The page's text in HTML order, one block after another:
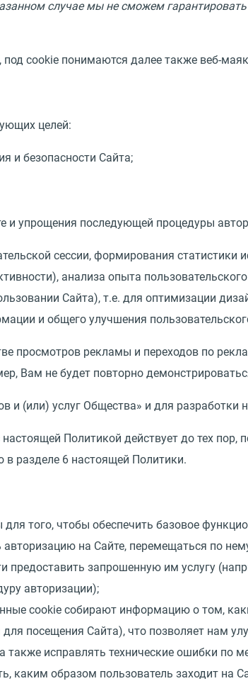
случае мы не сможем
cookie понимаются далее также веб-
целей:
и безопасности Сайта;
и упрощения последующей процедуры
сессии, формирования статистики
анализа опыта
Сайта), т.е. для оптимизации
и общего улучшения
просмотров рекламы и переходов по
Вам не будет повторно
и (или) услуг Общества» и для разработки
настоящей Политикой действует до тех
в разделе 6 настоящей Политики.
того, чтобы обеспечить базовое
авторизацию на Сайте, перемещаться по
предоставить запрошенную им услугу
авторизации);
cookie собирают информацию о том,
для посещения Сайта), что позволяет нам
также исправлять технические ошибки по
каким образом пользователь заходит на